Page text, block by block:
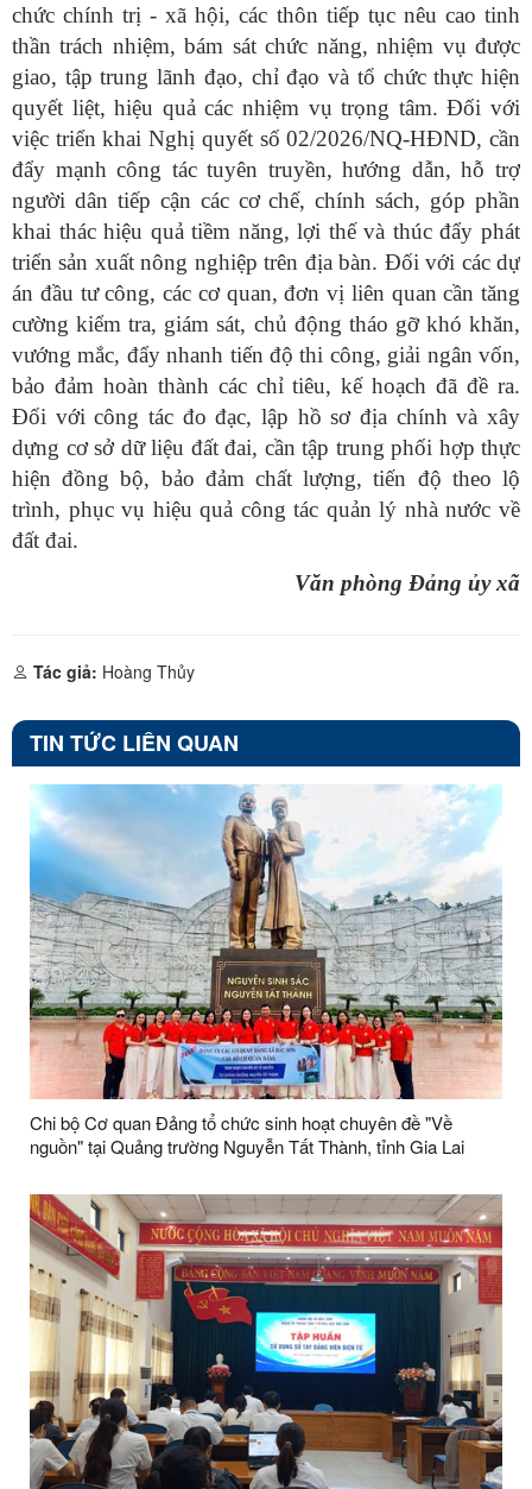
chức chính trị - xã hội, các thôn tiếp tục nêu cao tinh
thần trách nhiệm, bám sát chức năng, nhiệm vụ được
giao, tập trung lãnh đạo, chỉ đạo và tổ chức thực hiện
quyết liệt, hiệu quả các nhiệm vụ trọng tâm. Đối với
việc triển khai Nghị quyết số 02/2026/NQ-HĐND, cần
đẩy mạnh công tác tuyên truyền, hướng dẫn, hỗ trợ
người dân tiếp cận các cơ chế, chính sách, góp phần
khai thác hiệu quả tiềm năng, lợi thế và thúc đẩy phát
triển sản xuất nông nghiệp trên địa bàn. Đối với các dự
án đầu tư công, các cơ quan, đơn vị liên quan cần tăng
cường kiểm tra, giám sát, chủ động tháo gỡ khó khăn,
vướng mắc, đẩy nhanh tiến độ thi công, giải ngân vốn,
bảo đảm hoàn thành các chỉ tiêu, kế hoạch đã đề ra.
Đối với công tác đo đạc, lập hồ sơ địa chính và xây
dựng cơ sở dữ liệu đất đai, cần tập trung phối hợp thực
hiện đồng bộ, bảo đảm chất lượng, tiến độ theo lộ
trình, phục vụ hiệu quả công tác quản lý nhà nước về
đất đai.
Văn phòng Đảng ủy xã
Tác giả: Hoàng Thủy
TIN TỨC LIÊN QUAN
Chi bộ Cơ quan Đảng tổ chức sinh hoạt chuyên đề "Về
nguồn" tại Quảng trường Nguyễn Tất Thành, tỉnh Gia Lai